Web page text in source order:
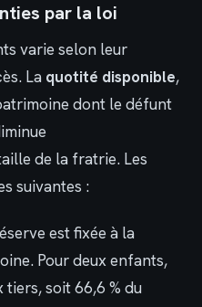
par la loi
varie selon leur
La quotité disponible,
dont le défunt
de la fratrie. Les
suivantes :
est fixée à la
Pour deux enfants,
tiers, soit 66,6 % du